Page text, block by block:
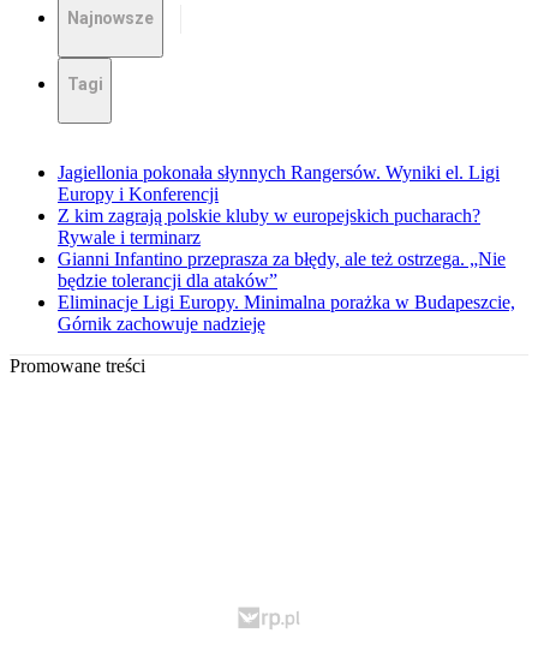
Najnowsze
Tagi
Jagiellonia pokonała słynnych Rangersów. Wyniki el. Ligi
Europy i Konferencji
Z kim zagrają polskie kluby w europejskich pucharach?
Rywale i terminarz
Gianni Infantino przeprasza za błędy, ale też ostrzega. „Nie
będzie tolerancji dla ataków”
Eliminacje Ligi Europy. Minimalna porażka w Budapeszcie,
Górnik zachowuje nadzieję
Promowane treści